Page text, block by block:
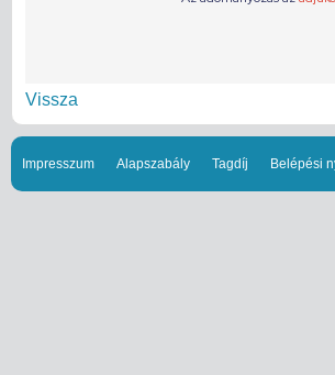
Vissza
Impresszum Alapszabály Tagdíj Belépési